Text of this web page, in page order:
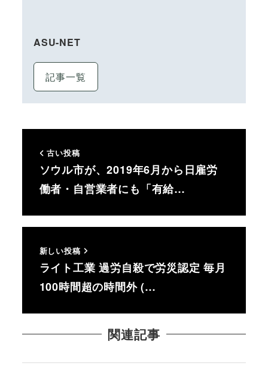
ASU-NET
記事一覧
古い投稿
ソウル市が、2019年6月から日雇労
働者・自営業者にも「有給…
新しい投稿
ライト工業 過労自殺で労災認定 毎月
100時間超の時間外 (…
関連記事